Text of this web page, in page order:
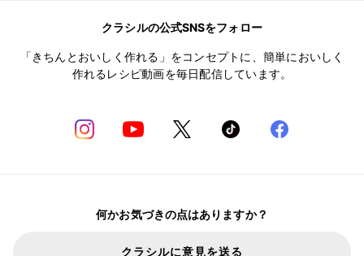
クラシルの公式SNSをフォロー
「きちんとおいしく作れる」をコンセプトに、簡単においしく
作れるレシピ動画を毎日配信しています。
何かお気づきの点はありますか？
クラシルに意見を送る